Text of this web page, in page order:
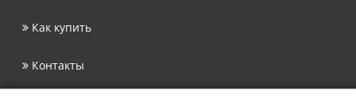
Как купить
Контакты